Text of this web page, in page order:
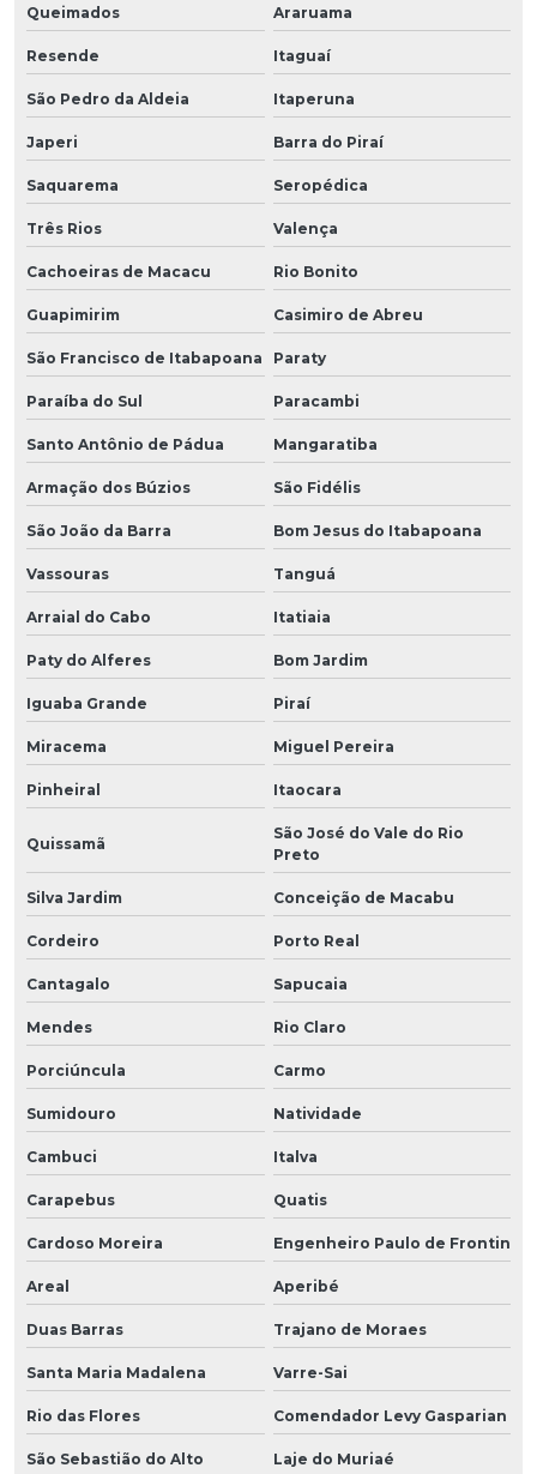
Queimados Araruama
Resende Itaguaí
São Pedro da Aldeia Itaperuna
Japeri Barra do Piraí
Saquarema Seropédica
Três Rios Valença
Cachoeiras de Macacu Rio Bonito
Guapimirim Casimiro de Abreu
São Francisco de Itabapoana Paraty
Paraíba do Sul Paracambi
Santo Antônio de Pádua Mangaratiba
Armação dos Búzios São Fidélis
São João da Barra Bom Jesus do Itabapoana
Vassouras Tanguá
Arraial do Cabo Itatiaia
Paty do Alferes Bom Jardim
Iguaba Grande Piraí
Miracema Miguel Pereira
Pinheiral Itaocara
Quissamã
São José do Vale do Rio
Preto
Silva Jardim Conceição de Macabu
Cordeiro Porto Real
Cantagalo Sapucaia
Mendes Rio Claro
Porciúncula Carmo
Sumidouro Natividade
Cambuci Italva
Carapebus Quatis
Cardoso Moreira Engenheiro Paulo de Frontin
Areal Aperibé
Duas Barras Trajano de Moraes
Santa Maria Madalena Varre-Sai
Rio das Flores Comendador Levy Gasparian
São Sebastião do Alto Laje do Muriaé